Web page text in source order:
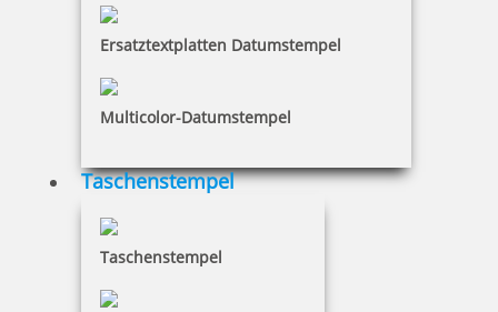
Ersatztextplatten Datumstempel
Multicolor-Datumstempel
Taschenstempel
Taschenstempel
Pocket Printy 9511 Tauchstempel 61 Taucherstempel Qualle